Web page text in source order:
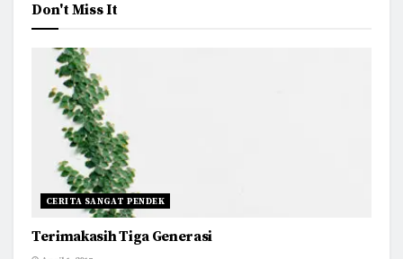
Don't Miss It
CERITA SANGAT PENDEK
Terimakasih Tiga Generasi